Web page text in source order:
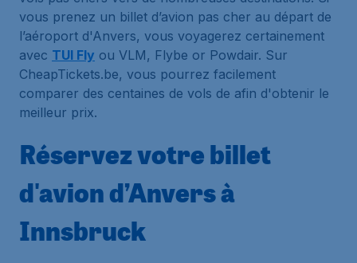
vous prenez un billet d’avion pas cher au départ de
l’aéroport d'Anvers, vous voyagerez certainement
avec TUI Fly ou VLM, Flybe or Powdair. Sur
CheapTickets.be, vous pourrez facilement
comparer des centaines de vols de afin d'obtenir le
meilleur prix.
Réservez votre billet
d'avion d’Anvers à
Innsbruck